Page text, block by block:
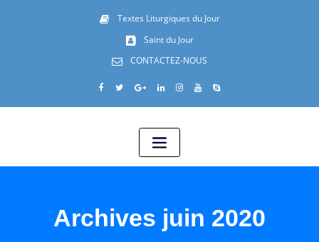
Textes Liturgiques du Jour
Saint du Jour
CONTACTEZ-NOUS
Archives juin 2020